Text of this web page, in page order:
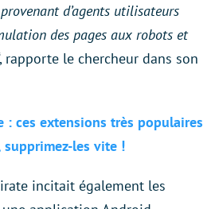
d’agents utilisateurs
des pages aux robots et
rapporte le chercheur dans son
: ces extensions très populaires
supprimez-les vite !
incitait également les